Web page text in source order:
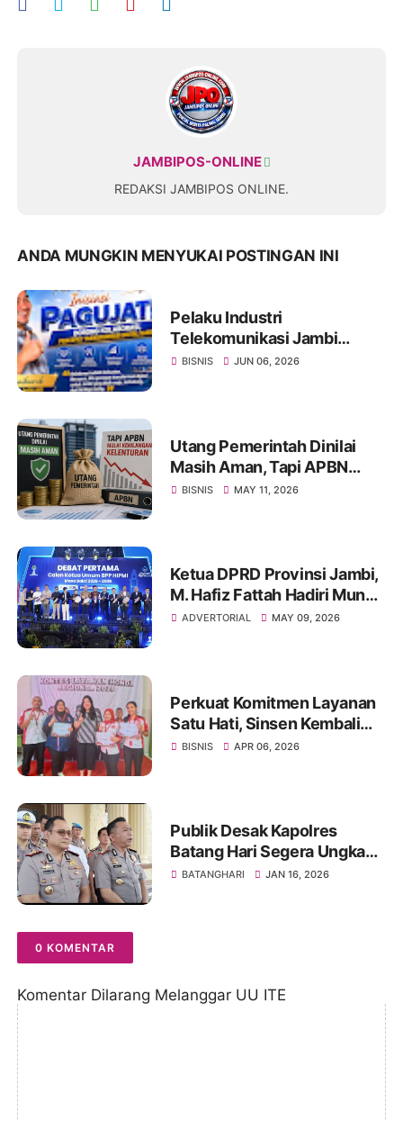
JAMBIPOS-ONLINE
REDAKSI JAMBIPOS ONLINE.
ANDA MUNGKIN MENYUKAI POSTINGAN INI
Pelaku Industri
Telekomunikasi Jambi
Inisiasi PAGUJATI, Dorong
BISNIS JUN 06, 2026
Utang Pemerintah Dinilai
Masih Aman, Tapi APBN
Mulai Kehilangan Kelenturan
BISNIS MAY 11, 2026
Ketua DPRD Provinsi Jambi,
M. Hafiz Fattah Hadiri Munas
HIPMI ke-18, Dorong
ADVERTORIAL MAY 09, 2026
Perkuat Komitmen Layanan
Satu Hati, Sinsen Kembali
Gelar KLHR Jambi 2026
BISNIS APR 06, 2026
Publik Desak Kapolres
Batang Hari Segera Ungkap
Pembunuhan Pasutri
BATANGHARI JAN 16, 2026
0 KOMENTAR
Komentar Dilarang Melanggar UU ITE